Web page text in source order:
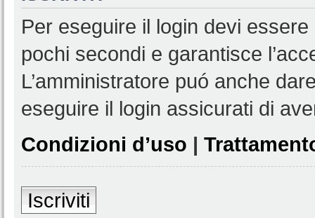
Per eseguire il login devi
pochi secondi e garantisce
L’amministratore puó anche
eseguire il login assicurati di
Condizioni d’uso |
Iscriviti